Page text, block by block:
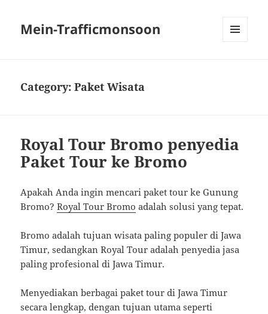
Mein-Trafficmonsoon
Category:Paket Wisata
Royal Tour Bromo penyedia
Paket Tour ke Bromo
Apakah Anda ingin mencari paket tour ke Gunung
Bromo?Royal Tour Bromo adalah solusi yang tepat.
Bromo adalah tujuan wisata paling populer di Jawa
Timur, sedangkan Royal Tour adalah penyedia jasa
paling profesional di Jawa Timur.
Menyediakan berbagai paket tour di Jawa Timur
secara lengkap, dengan tujuan utama seperti